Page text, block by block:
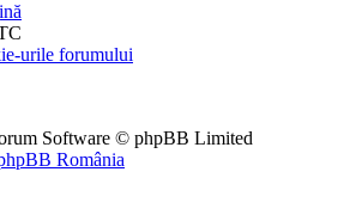
urile forumului
Software © phpBB Limited
România